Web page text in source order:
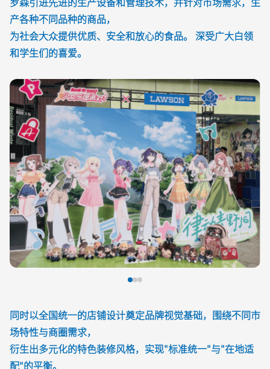
产各种不同品种的商品，
为社会大众提供优质、安全和放心的食品。 深受广大白领
和学生们的喜爱。
同时以全国统一的店铺设计奠定品牌视觉基础，围绕不同市
场特性与商圈需求，
衍生出多元化的特色装修风格，实现"标准统一"与"在地适
配"的平衡。